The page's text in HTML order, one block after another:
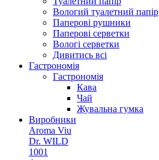
Вологий туалетний папір
Паперові рушники
Паперові серветки
Вологі серветки
Дивитись всі
Гастрономія
Гастрономія
Кава
Чай
Жувальна гумка
Виробники
Aroma Viu
Dr. WILD
1001